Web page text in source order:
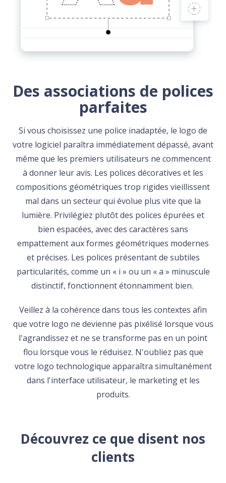
Des associations de polices
parfaites
Si vous choisissez une police inadaptée, le logo de
votre logiciel paraîtra immédiatement dépassé, avant
même que les premiers utilisateurs ne commencent
à donner leur avis. Les polices décoratives et les
compositions géométriques trop rigides vieillissent
mal dans un secteur qui évolue plus vite que la
lumière. Privilégiez plutôt des polices épurées et
bien espacées, avec des caractères sans
empattement aux formes géométriques modernes
et précises. Les polices présentant de subtiles
particularités, comme un « i » ou un « a » minuscule
distinctif, fonctionnent étonnamment bien.
Veillez à la cohérence dans tous les contextes afin
que votre logo ne devienne pas pixélisé lorsque vous
l'agrandissez et ne se transforme pas en un point
flou lorsque vous le réduisez. N'oubliez pas que
votre logo technologique apparaîtra simultanément
dans l'interface utilisateur, le marketing et les
produits.
Découvrez ce que disent nos
clients